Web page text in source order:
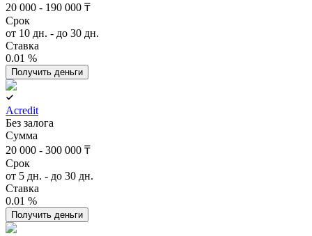
20 000 - 190 000 ₸
Срок
от 10 дн. - до 30 дн.
Ставка
0.01 %
Получить деньги
Acredit
Без залога
Сумма
20 000 - 300 000 ₸
Срок
от 5 дн. - до 30 дн.
Ставка
0.01 %
Получить деньги